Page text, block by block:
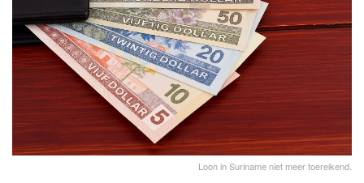
Loon in Suriname niet meer toereikend.